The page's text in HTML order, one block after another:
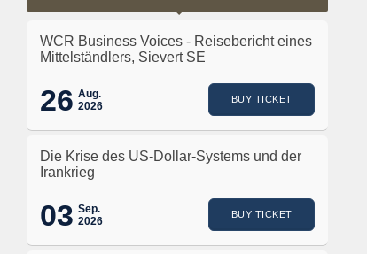
WCR Business Voices - Reisebericht eines
Mittelständlers, Sievert SE
26 Aug.
2026
BUY TICKET
Die Krise des US-Dollar-Systems und der
Irankrieg
03 Sep.
2026
BUY TICKET